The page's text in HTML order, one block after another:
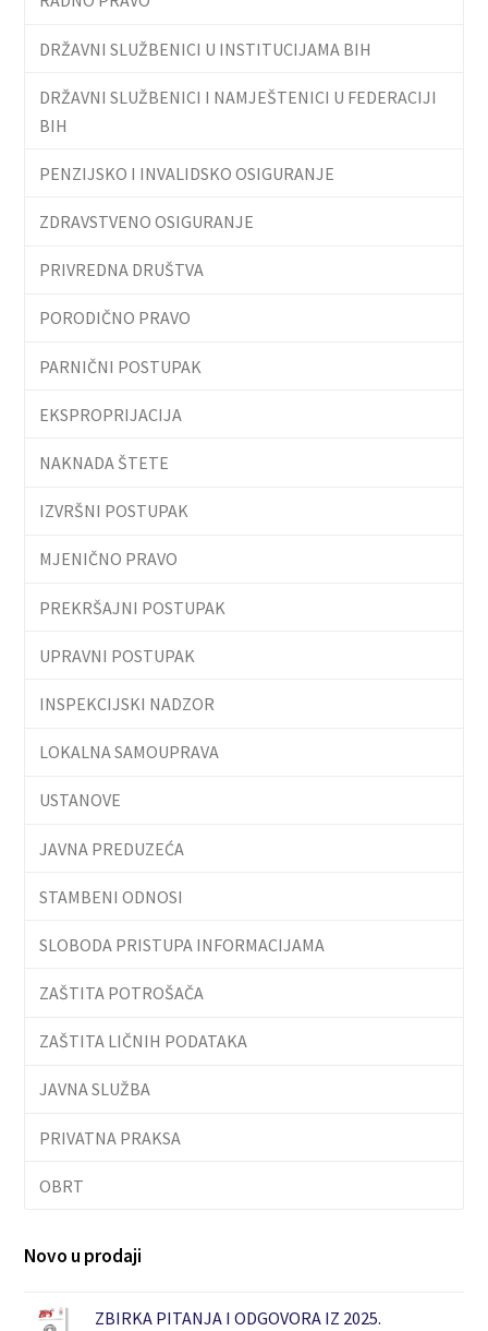
DRŽAVNI SLUŽBENICI U INSTITUCIJAMA BIH
DRŽAVNI SLUŽBENICI I NAMJEŠTENICI U FEDERACIJI
BIH
PENZIJSKO I INVALIDSKO OSIGURANJE
ZDRAVSTVENO OSIGURANJE
PRIVREDNA DRUŠTVA
PORODIČNO PRAVO
PARNIČNI POSTUPAK
EKSPROPRIJACIJA
NAKNADA ŠTETE
IZVRŠNI POSTUPAK
MJENIČNO PRAVO
PREKRŠAJNI POSTUPAK
UPRAVNI POSTUPAK
INSPEKCIJSKI NADZOR
LOKALNA SAMOUPRAVA
USTANOVE
JAVNA PREDUZEĆA
STAMBENI ODNOSI
SLOBODA PRISTUPA INFORMACIJAMA
ZAŠTITA POTROŠAČA
ZAŠTITA LIČNIH PODATAKA
JAVNA SLUŽBA
PRIVATNA PRAKSA
OBRT
Novo u prodaji
ZBIRKA PITANJA I ODGOVORA IZ 2025.